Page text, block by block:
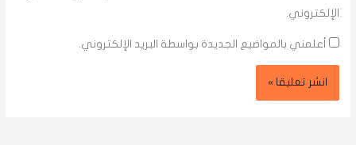
الإلكتروني.
أعلمني بالمواضيع الجديدة بواسطة البريد الإلكتروني.